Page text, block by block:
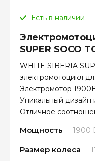
Есть в наличии
SUPER SOCO
WHITE SIBERIA
электромотоцикл
Электромотор
Уникальный дизайн
Отличное
Мощность 1900
Размер колеса